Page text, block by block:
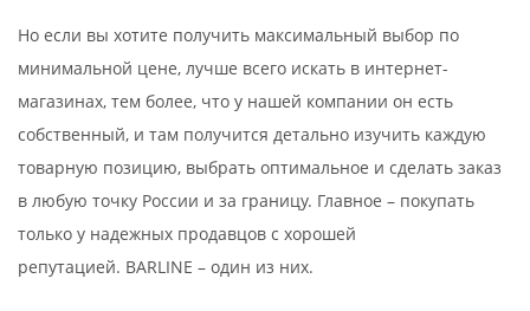
Но если вы хотите получить максимальный выбор по
минимальной цене, лучше всего искать в интернет-
магазинах, тем более, что у нашей компании он есть
собственный, и там получится детально изучить каждую
товарную позицию, выбрать оптимальное и сделать заказ
в любую точку России и за границу. Главное – покупать
только у надежных продавцов с хорошей
репутацией. BARLINE – один из них.